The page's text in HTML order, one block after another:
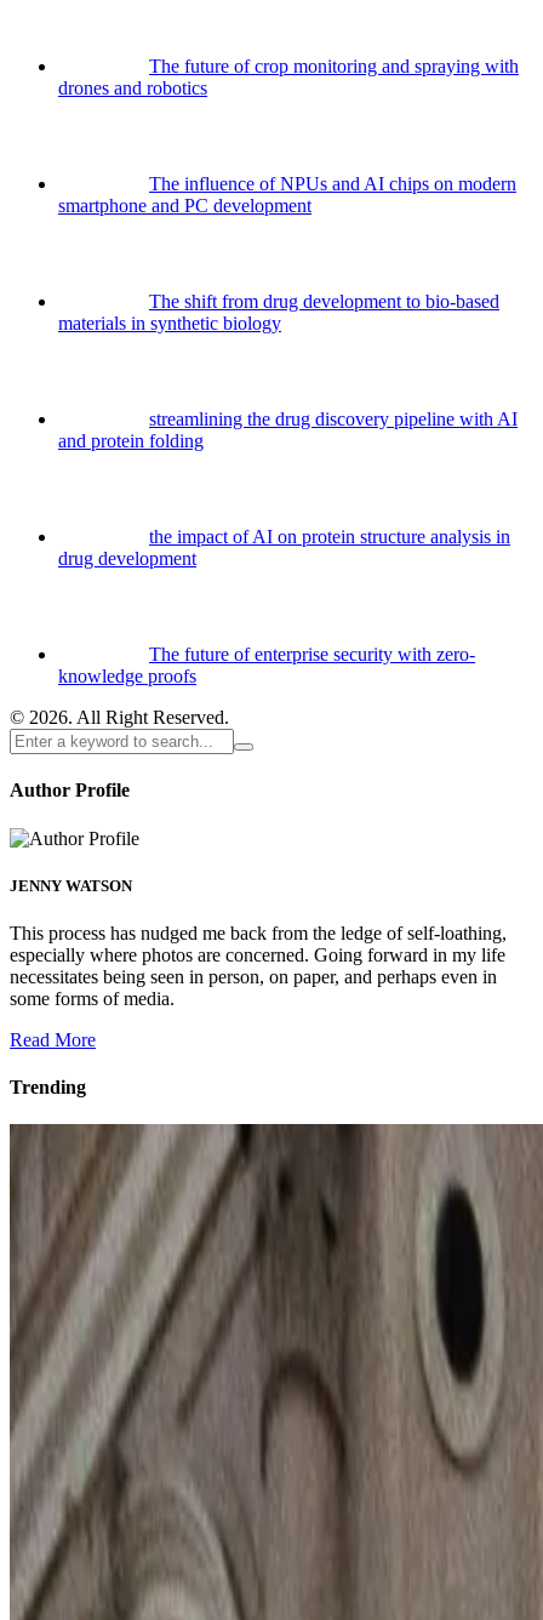
The future of crop monitoring and spraying with
drones and robotics
The influence of NPUs and AI chips on modern
smartphone and PC development
The shift from drug development to bio-based
materials in synthetic biology
streamlining the drug discovery pipeline with AI
and protein folding
the impact of AI on protein structure analysis in
drug development
The future of enterprise security with zero-
knowledge proofs
© 2026. All Right Reserved.
Author Profile
JENNY WATSON
This process has nudged me back from the ledge of self-loathing,
especially where photos are concerned. Going forward in my life
necessitates being seen in person, on paper, and perhaps even in
some forms of media.
Read More
Trending